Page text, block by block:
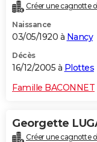
Créer une cagnotte
Naissance
03/05/1920 à Nancy
Décès
16/12/2005 à Plottes
Famille BACONNET
Georgette
Créer une cagnotte